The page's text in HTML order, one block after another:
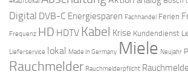
Digital DVB-C Energiesparen Fachhandel Ferien
Frequenz HD HDTV Kabel Krise Kundendienst
Lieferservice lokal Made in Germany Miele Neujahr
Rauchmelder Rauchmelderpflicht